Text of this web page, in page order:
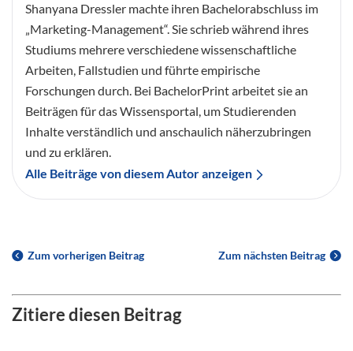
Shanyana Dressler machte ihren Bachelorabschluss im
„Marketing-Management“. Sie schrieb während ihres
Studiums mehrere verschiedene wissenschaftliche
Arbeiten, Fallstudien und führte empirische
Forschungen durch. Bei BachelorPrint arbeitet sie an
Beiträgen für das Wissensportal, um Studierenden
Inhalte verständlich und anschaulich näherzubringen
und zu erklären.
Alle Beiträge von diesem Autor anzeigen
Zum vorherigen Beitrag Zum nächsten Beitrag
Zitiere diesen Beitrag